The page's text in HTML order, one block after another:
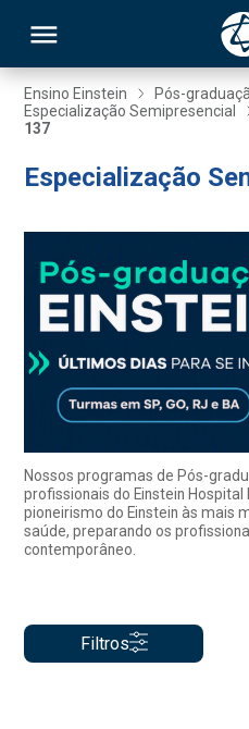
Ensino Einstein Pós-
Especialização Semipresencial
137
Especialização
Nossos programas de Pós-
profissionais do Einstein
pioneirismo do Einstein às mais
saúde, preparando os
contemporâneo.
Filtros